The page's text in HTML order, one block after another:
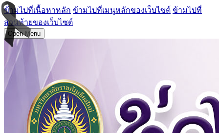
ข้ามไปที่เนื้อหาหลัก ข้ามไปที่เมนูหลักของเว็บไซต์ ข้ามไปที่
ส่วนท้ายของเว็บไซต์
Open Menu